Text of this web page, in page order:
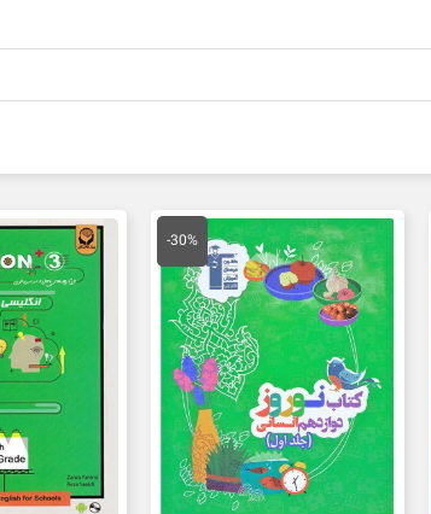
19,600 تومان
-30%
قیمت
اصلی
27,000 تومان
بود.
قیمت
فعلی
18,900 تومان
است.